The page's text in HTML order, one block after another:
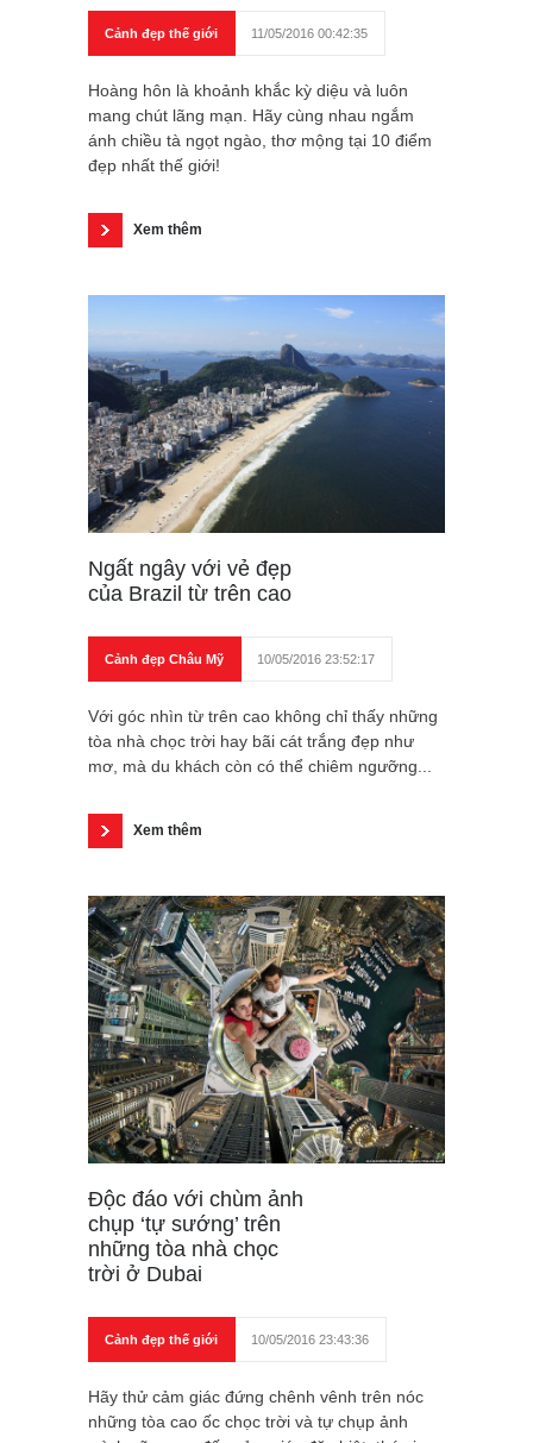
Cảnh đẹp thế giới 11/05/2016 00:42:35
Hoàng hôn là khoảnh khắc kỳ diệu và luôn
mang chút lãng mạn. Hãy cùng nhau ngắm
ánh chiều tà ngọt ngào, thơ mộng tại 10 điểm
đẹp nhất thế giới!
Xem thêm
Ngất ngây với vẻ đẹp
của Brazil từ trên cao
Cảnh đẹp Châu Mỹ 10/05/2016 23:52:17
Với góc nhìn từ trên cao không chỉ thấy những
tòa nhà chọc trời hay bãi cát trắng đẹp như
mơ, mà du khách còn có thể chiêm ngưỡng...
Xem thêm
Độc đáo với chùm ảnh
chụp ‘tự sướng’ trên
những tòa nhà chọc
trời ở Dubai
Cảnh đẹp thế giới 10/05/2016 23:43:36
Hãy thử cảm giác đứng chênh vênh trên nóc
những tòa cao ốc chọc trời và tự chụp ảnh